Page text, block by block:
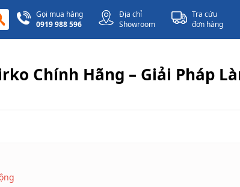
Gọi mua hàng
0919 988 596
Địa chỉ
Showroom
Tra cứu
đơn hàng
Chính Hãng – Giải Pháp